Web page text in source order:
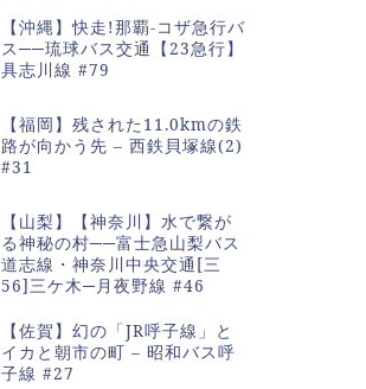
【沖縄】快走!那覇-コザ急行バ
ス──琉球バス交通【23急行】
具志川線 #79
【福岡】残された11.0kmの鉄
路が向かう先 – 西鉄貝塚線(2)
#31
【山梨】【神奈川】水で繋が
る神秘の村──富士急山梨バス
道志線・神奈川中央交通[三
56]三ケ木─月夜野線 #46
【佐賀】幻の「JR呼子線」と
イカと朝市の町 – 昭和バス呼
子線 #27